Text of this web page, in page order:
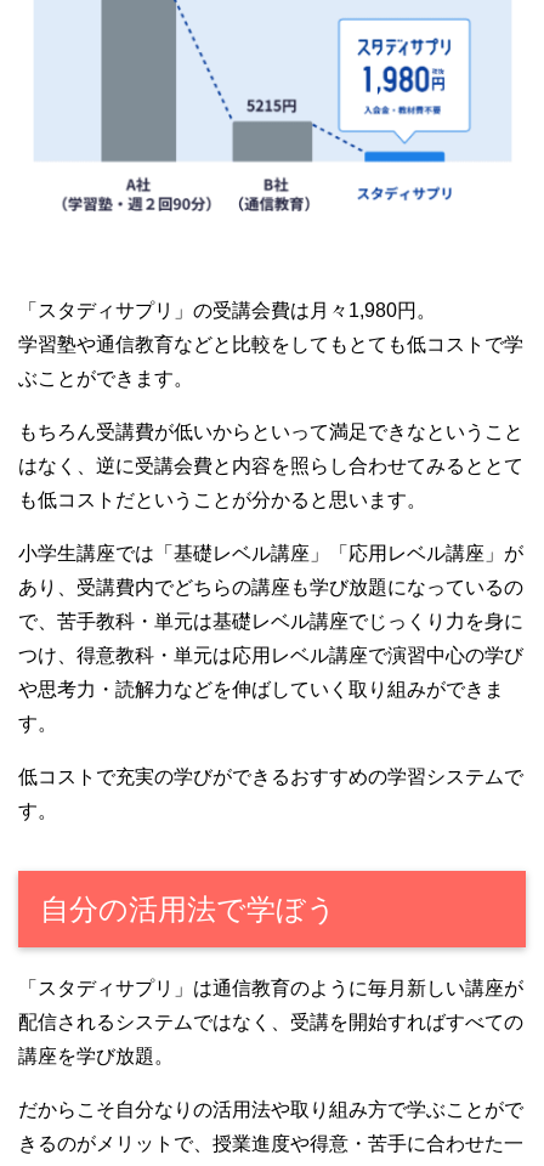
「スタディサプリ」の受講会費は月々1,980円。
学習塾や通信教育などと比較をしてもとても低コストで学
ぶことができます。
もちろん受講費が低いからといって満足できなということ
はなく、逆に受講会費と内容を照らし合わせてみるととて
も低コストだということが分かると思います。
小学生講座では「基礎レベル講座」「応用レベル講座」が
あり、受講費内でどちらの講座も学び放題になっているの
で、苦手教科・単元は基礎レベル講座でじっくり力を身に
つけ、得意教科・単元は応用レベル講座で演習中心の学び
や思考力・読解力などを伸ばしていく取り組みができま
す。
低コストで充実の学びができるおすすめの学習システムで
す。
自分の活用法で学ぼう
「スタディサプリ」は通信教育のように毎月新しい講座が
配信されるシステムではなく、受講を開始すればすべての
講座を学び放題。
だからこそ自分なりの活用法や取り組み方で学ぶことがで
きるのがメリットで、授業進度や得意・苦手に合わせた一